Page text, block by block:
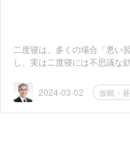
二度寝は、多くの場合「悪い
し、実は二度寝には不思議
2024-03-02
仮眠・